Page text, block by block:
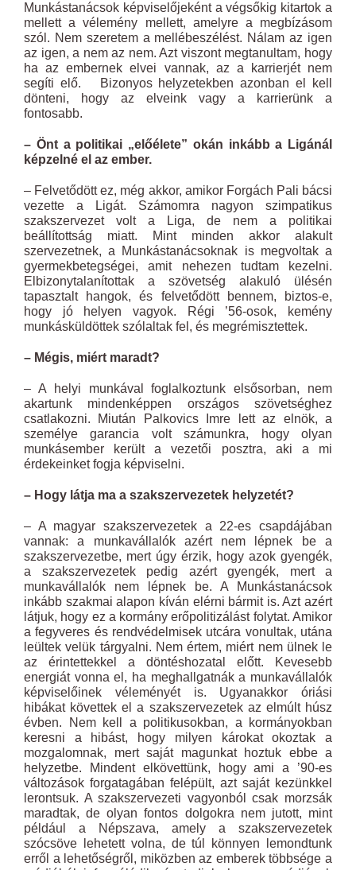
Munkástanácsok képviselőjeként a végsőkig kitartok a
mellett a vélemény mellett, amelyre a megbízásom
szól. Nem szeretem a mellébeszélést. Nálam az igen
az igen, a nem az nem. Azt viszont megtanultam, hogy
ha az embernek elvei vannak, az a karrierjét nem
segíti elő. Bizonyos helyzetekben azonban el kell
dönteni, hogy az elveink vagy a karrierünk a
fontosabb.
– Önt a politikai „előélete” okán inkább a Ligánál
képzelné el az ember.
– Felvetődött ez, még akkor, amikor Forgách Pali bácsi
vezette a Ligát. Számomra nagyon szimpatikus
szakszervezet volt a Liga, de nem a politikai
beállítottság miatt. Mint minden akkor alakult
szervezetnek, a Munkástanácsoknak is megvoltak a
gyermekbetegségei, amit nehezen tudtam kezelni.
Elbizonytalanítottak a szövetség alakuló ülésén
tapasztalt hangok, és felvetődött bennem, biztos-e,
hogy jó helyen vagyok. Régi ’56-osok, kemény
munkásküldöttek szólaltak fel, és megrémisztettek.
– Mégis, miért maradt?
– A helyi munkával foglalkoztunk elsősorban, nem
akartunk mindenképpen országos szövetséghez
csatlakozni. Miután Palkovics Imre lett az elnök, a
személye garancia volt számunkra, hogy olyan
munkásember került a vezetői posztra, aki a mi
érdekeinket fogja képviselni.
– Hogy látja ma a szakszervezetek helyzetét?
– A magyar szakszervezetek a 22-es csapdájában
vannak: a munkavállalók azért nem lépnek be a
szakszervezetbe, mert úgy érzik, hogy azok gyengék,
a szakszervezetek pedig azért gyengék, mert a
munkavállalók nem lépnek be. A Munkástanácsok
inkább szakmai alapon kíván elérni bármit is. Azt azért
látjuk, hogy ez a kormány erőpolitizálást folytat. Amikor
a fegyveres és rendvédelmisek utcára vonultak, utána
leültek velük tárgyalni. Nem értem, miért nem ülnek le
az érintettekkel a döntéshozatal előtt. Kevesebb
energiát vonna el, ha meghallgatnák a munkavállalók
képviselőinek véleményét is. Ugyanakkor óriási
hibákat követtek el a szakszervezetek az elmúlt húsz
évben. Nem kell a politikusokban, a kormányokban
keresni a hibást, hogy milyen károkat okoztak a
mozgalomnak, mert saját magunkat hoztuk ebbe a
helyzetbe. Mindent elkövettünk, hogy ami a ’90-es
változások forgatagában felépült, azt saját kezünkkel
lerontsuk. A szakszervezeti vagyonból csak morzsák
maradtak, de olyan fontos dolgokra nem jutott, mint
például a Népszava, amely a szakszervezetek
szócsöve lehetett volna, de túl könnyen lemondtunk
erről a lehetőségről, miközben az emberek többsége a